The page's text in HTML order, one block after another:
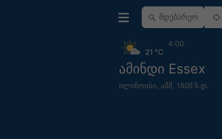
ამინდი Essex
ილინოისი, აშშ, 180მ ზ.დ.
21 °C
4:00